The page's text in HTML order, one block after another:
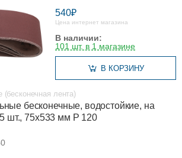
540₽
Цена интернет магазина
В наличии:
101 шт. в 1 магазине
В КОРЗИНУ
лента)
бесконечные, водостойкие, на
шт., 75х533 мм Р 120